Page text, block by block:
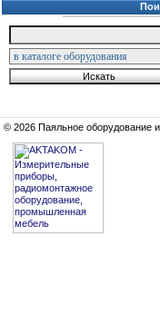
© 2026 Паяльное оборудование